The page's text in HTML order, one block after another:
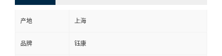
产地 上海
品牌 钰康